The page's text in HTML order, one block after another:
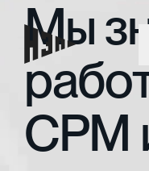
Мы
CPM